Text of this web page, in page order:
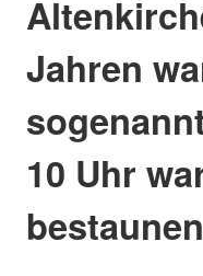
Jahren
10 Uhr